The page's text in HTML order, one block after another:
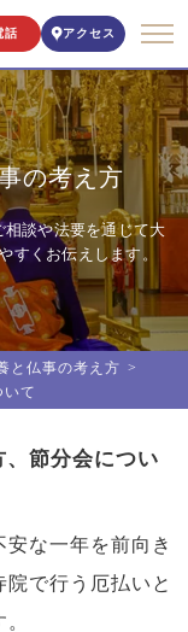
話 アクセス
の考え方
談や法要を通じて大
すくお伝えします。
と仏事の考え方
て
節分会につい
な一年を前向き
で行う厄払いと